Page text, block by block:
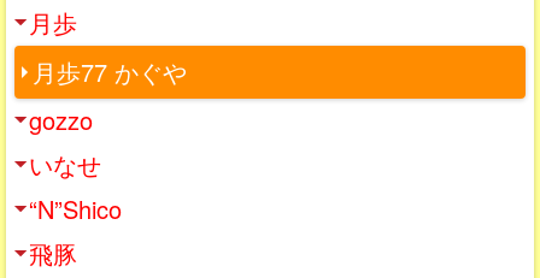
月歩
月歩77 かぐや
gozzo
いなせ
“N”Shico
飛豚